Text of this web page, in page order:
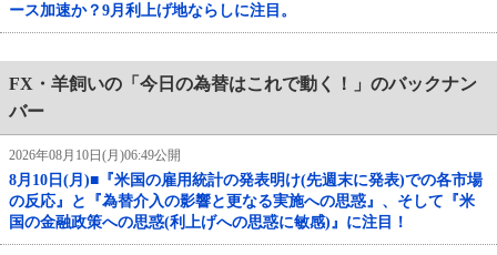
ース加速か？9月利上げ地ならしに注目。
FX・羊飼いの「今日の為替はこれで動く！」のバックナン
バー
2026年08月10日(月)06:49公開
8月10日(月)■『米国の雇用統計の発表明け(先週末に発表)での各市場
の反応』と『為替介入の影響と更なる実施への思惑』、そして『米
国の金融政策への思惑(利上げへの思惑に敏感)』に注目！